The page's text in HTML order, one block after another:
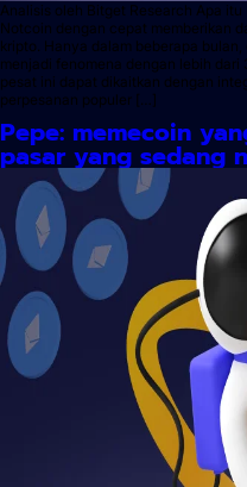
Analisis oleh Bitget Research Apa
Notcoin dengan cepat memberikan
kripto. Hanya dalam beberapa
menjadi fenomena dengan lebih
pesat ini dapat dikaitkan dengan
perpesanan populer […]
Pepe: memecoin
pasar yang sedang